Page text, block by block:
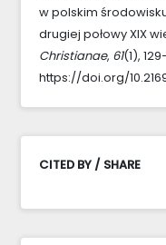
w polskim
drugiej połowy XIX
Christianae, 61(1),
https://doi.org/
CITED BY / SHARE